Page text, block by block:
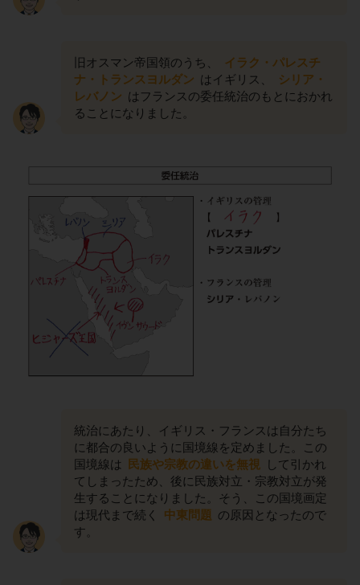
旧オスマン帝国領のうち、
イラク・パレスチ
ナ・トランスヨルダン はイギリス、
シリア・
レバノン はフランスの委任統治のもとにおかれ
ることになりました。
統治にあたり、イギリス・フランスは自分たち
に都合の良いように国境線を定めました。この
国境線は
民族や宗教の違いを無視
して引かれ
てしまったため、後に民族対立・宗教対立が発
生することになりました。そう、この国境画定
は現代まで続く
中東問題 の原因となったので
す。